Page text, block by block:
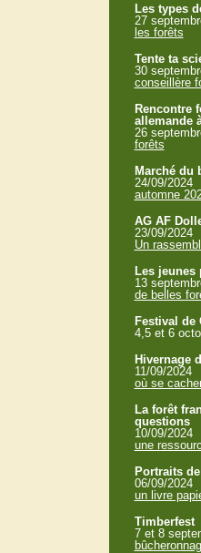
Les types
27
les forêts
Tente ta
30
conseillère
Rencontre
allemande
26
forêts
Marché du
24/09/2024
automne
AG AF
23/09/2024
Un
Les jeunes
13
de belles
Festival de
4,5 et 6
Hivernage
11/09/2024
où se
La forêt
questions
10/09/2024
une
Portraits
06/09/2024
un livre
Timberfest
7 et 8